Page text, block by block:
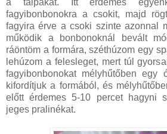
a talpakat. Itt érdemes
fagyibonbonokra a csokit, majd
fagyira érve a csoki szinte azonnal
működik a bonbonoknál bevált
ráöntöm a formára, széthúzom egy
lehúzom a felesleget, mert túl
fagyibonbonokat mélyhűtőben egy
kifordítjuk a formából, és
előtt érdemes 5-10 percet hagyni
jeges pralinékat.